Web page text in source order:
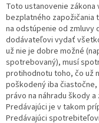
Toto ustanovenie
bezplatného zapožičania
na odstúpenie od zmluvy
dodávateľovi vydať
už nie je dobre možné
spotrebovaný), musí
protihodnotu toho, čo už
poškodený iba
právo na náhradu škody
Predávajúci je v takom
Predávajúci